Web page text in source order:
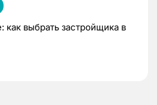
выбрать застройщика в